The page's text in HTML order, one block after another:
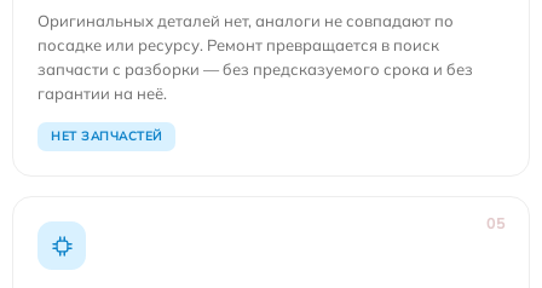
Оригинальных деталей нет, аналоги не совпадают по
посадке или ресурсу. Ремонт превращается в поиск
запчасти с разборки — без предсказуемого срока и без
гарантии на неё.
НЕТ ЗАПЧАСТЕЙ
05